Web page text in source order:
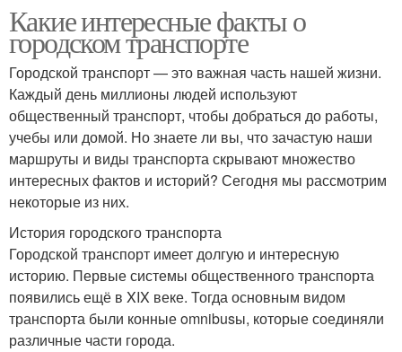
Какие интересные факты о
городском транспорте
Городской транспорт — это важная часть нашей жизни.
Каждый день миллионы людей используют
общественный транспорт, чтобы добраться до работы,
учебы или домой. Но знаете ли вы, что зачастую наши
маршруты и виды транспорта скрывают множество
интересных фактов и историй? Сегодня мы рассмотрим
некоторые из них.
История городского транспорта
Городской транспорт имеет долгую и интересную
историю. Первые системы общественного транспорта
появились ещё в XIX веке. Тогда основным видом
транспорта были конные omnibusы, которые соединяли
различные части города.